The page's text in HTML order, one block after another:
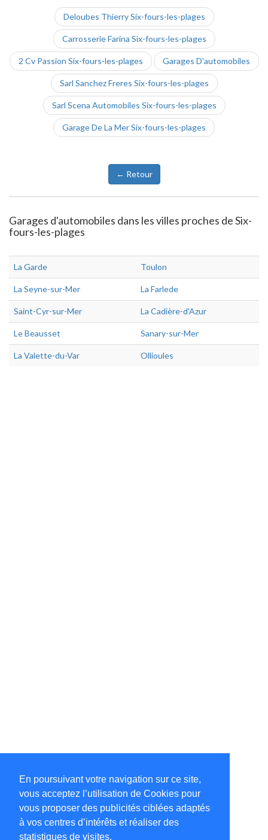
En poursuivant votre navigation sur ce site,
vous acceptez l’utilisation de Cookies pour
vous proposer des publicités ciblées adaptés
à vos centres d’intérêts et réaliser des
statistiques de visites.
Deloubes Thierry Six-fours-les-plages
Carrosserie Farina Six-fours-les-plages
2 Cv Passion Six-fours-les-plages Garages D'automobiles
Sarl Sanchez Freres Six-fours-les-plages
Sarl Scena Automobiles Six-fours-les-plages
Garage De La Mer Six-fours-les-plages
← Retour
Garages d'automobiles dans les villes proches de Six-
fours-les-plages
La Garde Toulon
La Seyne-sur-Mer La Farlede
Saint-Cyr-sur-Mer La Cadière-d'Azur
Le Beausset Sanary-sur-Mer
La Valette-du-Var Ollioules